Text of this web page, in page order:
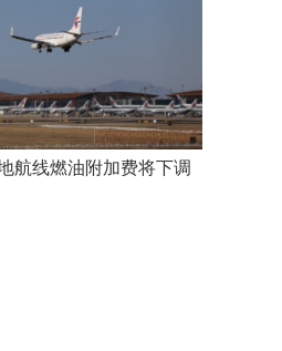
航线燃油附加费将下调